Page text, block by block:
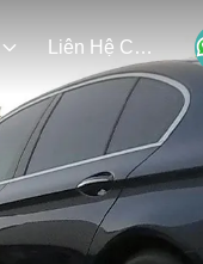
Liên Hệ Chúng Tôi